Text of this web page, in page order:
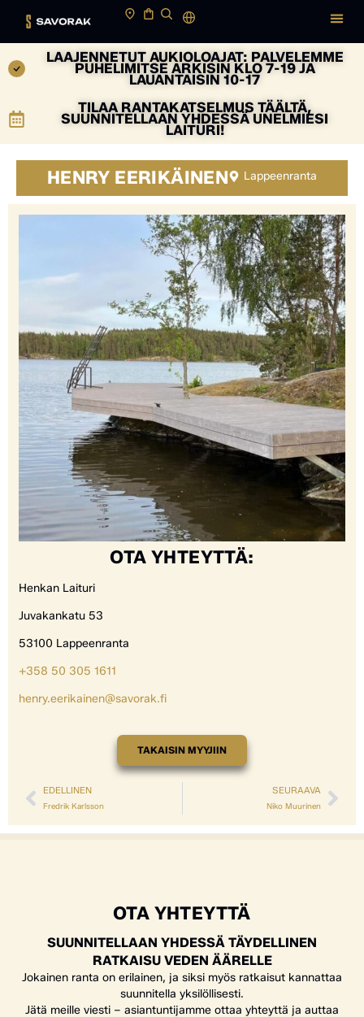
LAAJENNETUT AUKIOLOAJAT: PALVELEMME
PUHELIMITSE ARKISIN KLO 7-19 JA
LAUANTAISIN 10-17
TILAA RANTAKATSELMUS TÄÄLTÄ,
SUUNNITELLAAN YHDESSÄ UNELMIESI
LAITURI!
OTA YHTEYTTÄ:
Henkan Laituri
Juvakankatu 53
53100 Lappeenranta
+358 50 305 1611
henry.eerikainen@savorak.fi
TAKAISIN MYYJIIN
EDELLINEN
Fredrik Karlsson
SEURAAVA
Niko Muurinen
HENRY EERIKÄINEN Lappeenranta
OTA YHTEYTTÄ
SUUNNITELLAAN YHDESSÄ TÄYDELLINEN
RATKAISU VEDEN ÄÄRELLE
Jokainen ranta on erilainen, ja siksi myös ratkaisut kannattaa
suunnitella yksilöllisesti.
Jätä meille viesti – asiantuntijamme ottaa yhteyttä ja auttaa